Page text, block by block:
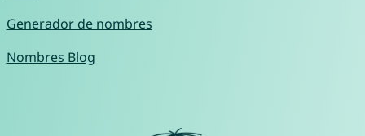
Generador de nombres
Nombres Blog